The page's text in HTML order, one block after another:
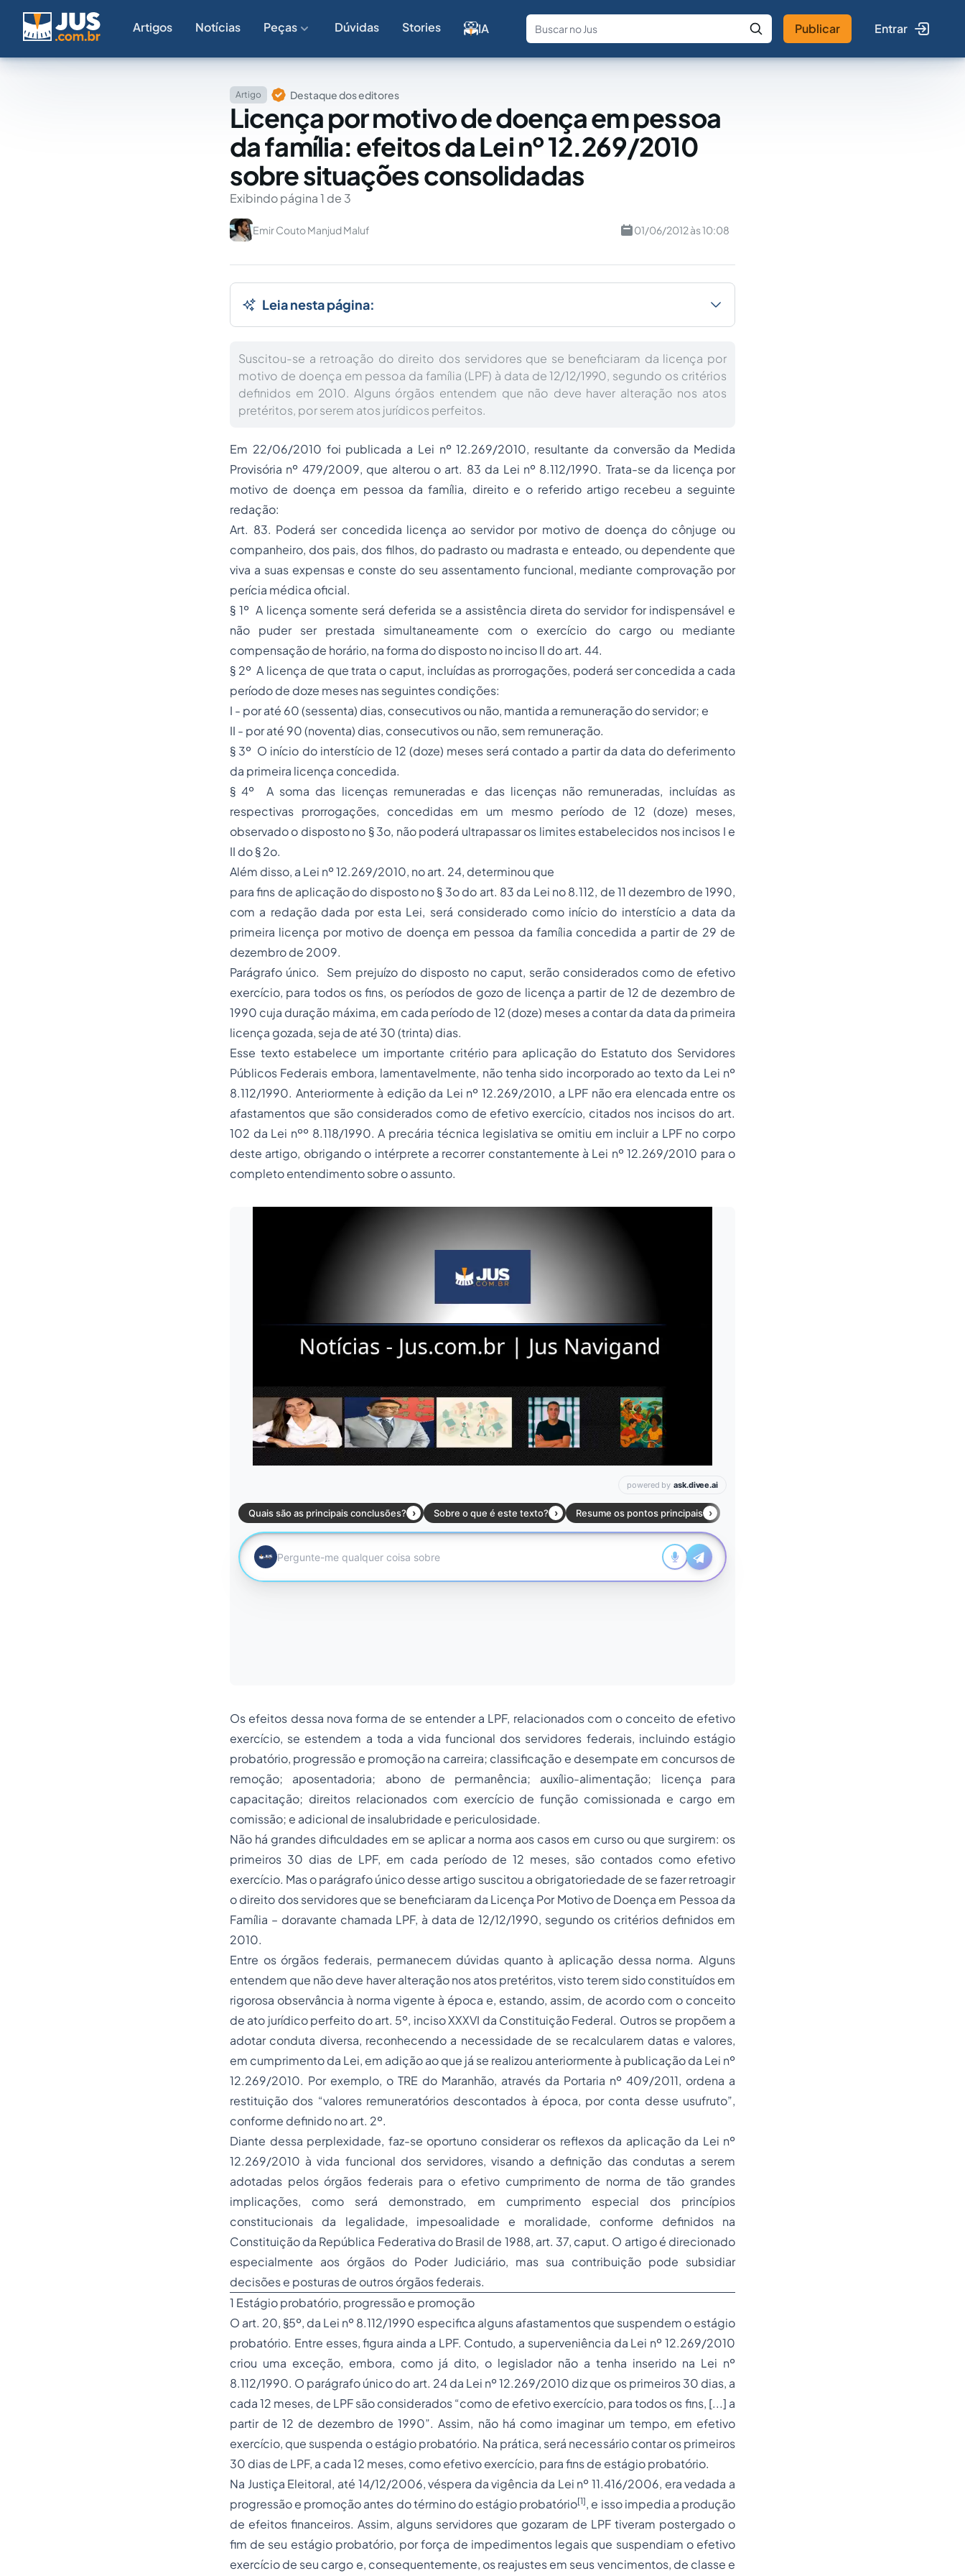
Artigos Notícias Peças Dúvidas Stories IA
Fale com a IA Buscar no Jus
Publicar Entrar
Artigo Destaque dos editores
Licença por motivo de doença em pessoa
da família: efeitos da Lei nº 12.269/2010
sobre situações consolidadas
Exibindo página 1 de 3
Emir Couto Manjud Maluf 01/06/2012 às 10:08
Leia nesta página:
Suscitou-se a retroação do direito dos servidores que se beneficiaram da licença por
motivo de doença em pessoa da família (LPF) à data de 12/12/1990, segundo os critérios
definidos em 2010. Alguns órgãos entendem que não deve haver alteração nos atos
pretéritos, por serem atos jurídicos perfeitos.
Em 22/06/2010 foi publicada a Lei nº 12.269/2010, resultante da conversão da Medida
Provisória nº 479/2009, que alterou o art. 83 da Lei nº 8.112/1990. Trata-se da licença por
motivo de doença em pessoa da família, direito e o referido artigo recebeu a seguinte
redação:
Art. 83. Poderá ser concedida licença ao servidor por motivo de doença do cônjuge ou
companheiro, dos pais, dos filhos, do padrasto ou madrasta e enteado, ou dependente que
viva a suas expensas e conste do seu assentamento funcional, mediante comprovação por
perícia médica oficial.
§ 1º A licença somente será deferida se a assistência direta do servidor for indispensável e
não puder ser prestada simultaneamente com o exercício do cargo ou mediante
compensação de horário, na forma do disposto no inciso II do art. 44.
§ 2º A licença de que trata o caput, incluídas as prorrogações, poderá ser concedida a cada
período de doze meses nas seguintes condições:
I - por até 60 (sessenta) dias, consecutivos ou não, mantida a remuneração do servidor; e
II - por até 90 (noventa) dias, consecutivos ou não, sem remuneração.
§ 3º O início do interstício de 12 (doze) meses será contado a partir da data do deferimento
da primeira licença concedida.
§ 4º A soma das licenças remuneradas e das licenças não remuneradas, incluídas as
respectivas prorrogações, concedidas em um mesmo período de 12 (doze) meses,
observado o disposto no § 3o, não poderá ultrapassar os limites estabelecidos nos incisos I e
II do § 2o.
Além disso, a Lei nº 12.269/2010, no art. 24, determinou que
para fins de aplicação do disposto no § 3o do art. 83 da Lei no 8.112, de 11 dezembro de 1990,
com a redação dada por esta Lei, será considerado como início do interstício a data da
primeira licença por motivo de doença em pessoa da família concedida a partir de 29 de
dezembro de 2009.
Parágrafo único. Sem prejuízo do disposto no caput, serão considerados como de efetivo
exercício, para todos os fins, os períodos de gozo de licença a partir de 12 de dezembro de
1990 cuja duração máxima, em cada período de 12 (doze) meses a contar da data da primeira
licença gozada, seja de até 30 (trinta) dias.
Esse texto estabelece um importante critério para aplicação do Estatuto dos Servidores
Públicos Federais embora, lamentavelmente, não tenha sido incorporado ao texto da Lei nº
8.112/1990. Anteriormente à edição da Lei nº 12.269/2010, a LPF não era elencada entre os
afastamentos que são considerados como de efetivo exercício, citados nos incisos do art.
102 da Lei nºº 8.118/1990. A precária técnica legislativa se omitiu em incluir a LPF no corpo
deste artigo, obrigando o intérprete a recorrer constantemente à Lei nº 12.269/2010 para o
completo entendimento sobre o assunto.
Os efeitos dessa nova forma de se entender a LPF, relacionados com o conceito de efetivo
exercício, se estendem a toda a vida funcional dos servidores federais, incluindo estágio
probatório, progressão e promoção na carreira; classificação e desempate em concursos de
remoção; aposentadoria; abono de permanência; auxílio-alimentação; licença para
capacitação; direitos relacionados com exercício de função comissionada e cargo em
comissão; e adicional de insalubridade e periculosidade.
Não há grandes dificuldades em se aplicar a norma aos casos em curso ou que surgirem: os
primeiros 30 dias de LPF, em cada período de 12 meses, são contados como efetivo
exercício. Mas o parágrafo único desse artigo suscitou a obrigatoriedade de se fazer retroagir
o direito dos servidores que se beneficiaram da Licença Por Motivo de Doença em Pessoa da
Família – doravante chamada LPF, à data de 12/12/1990, segundo os critérios definidos em
2010.
Entre os órgãos federais, permanecem dúvidas quanto à aplicação dessa norma. Alguns
entendem que não deve haver alteração nos atos pretéritos, visto terem sido constituídos em
rigorosa observância à norma vigente à época e, estando, assim, de acordo com o conceito
de ato jurídico perfeito do art. 5º, inciso XXXVI da Constituição Federal. Outros se propõem a
adotar conduta diversa, reconhecendo a necessidade de se recalcularem datas e valores,
em cumprimento da Lei, em adição ao que já se realizou anteriormente à publicação da Lei nº
12.269/2010. Por exemplo, o TRE do Maranhão, através da Portaria nº 409/2011, ordena a
restituição dos “valores remuneratórios descontados à época, por conta desse usufruto”,
conforme definido no art. 2º.
Diante dessa perplexidade, faz-se oportuno considerar os reflexos da aplicação da Lei nº
12.269/2010 à vida funcional dos servidores, visando a definição das condutas a serem
adotadas pelos órgãos federais para o efetivo cumprimento de norma de tão grandes
implicações, como será demonstrado, em cumprimento especial dos princípios
constitucionais da legalidade, impesoalidade e moralidade, conforme definidos na
Constituição da República Federativa do Brasil de 1988, art. 37, caput. O artigo é direcionado
especialmente aos órgãos do Poder Judiciário, mas sua contribuição pode subsidiar
decisões e posturas de outros órgãos federais.
1 Estágio probatório, progressão e promoção
O art. 20, §5º, da Lei nº 8.112/1990 especifica alguns afastamentos que suspendem o estágio
probatório. Entre esses, figura ainda a LPF. Contudo, a superveniência da Lei nº 12.269/2010
criou uma exceção, embora, como já dito, o legislador não a tenha inserido na Lei nº
8.112/1990. O parágrafo único do art. 24 da Lei nº 12.269/2010 diz que os primeiros 30 dias, a
cada 12 meses, de LPF são considerados “como de efetivo exercício, para todos os fins, [...] a
partir de 12 de dezembro de 1990”. Assim, não há como imaginar um tempo, em efetivo
exercício, que suspenda o estágio probatório. Na prática, será necessário contar os primeiros
30 dias de LPF, a cada 12 meses, como efetivo exercício, para fins de estágio probatório.
Na Justiça Eleitoral, até 14/12/2006, véspera da vigência da Lei nº 11.416/2006, era vedada a
progressão e promoção antes do término do estágio probatório[1], e isso impedia a produção
de efeitos financeiros. Assim, alguns servidores que gozaram de LPF tiveram postergado o
fim de seu estágio probatório, por força de impedimentos legais que suspendiam o efetivo
exercício de seu cargo e, consequentemente, os reajustes em seus vencimentos, de classe e